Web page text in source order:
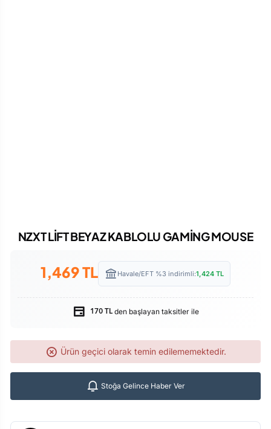
NZXT LİFT BEYAZ KABLOLU GAMİNG MOUSE
1,469TL Havale/EFT %3 indirimli:1,424 TL
170 TLden başlayan taksitler ile
Ürün geçici olarak temin edilememektedir.
Stoğa Gelince Haber Ver